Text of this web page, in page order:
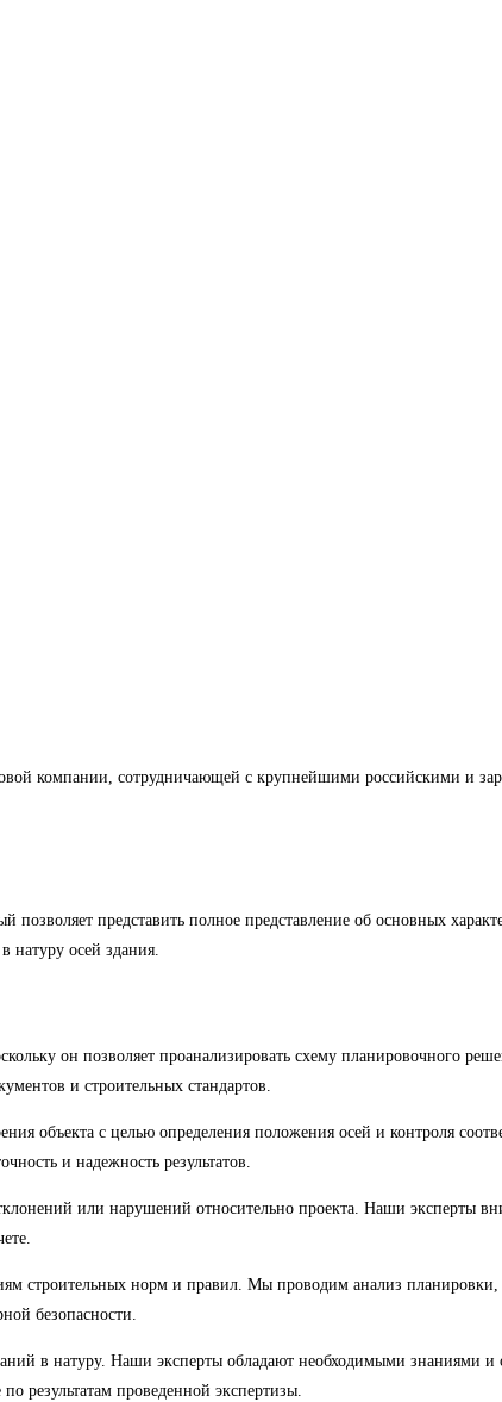
компании, сотрудничающей с крупнейшими российскими и
представить полное представление об основных
натуру осей здания.
он позволяет проанализировать схему планировочного
и строительных стандартов.
объекта с целью определения положения осей и контроля
и надежность результатов.
или нарушений относительно проекта. Наши эксперты
строительных норм и правил. Мы проводим анализ планировки,
безопасности.
в натуру. Наши эксперты обладают необходимыми знаниями и
результатам проведенной экспертизы.